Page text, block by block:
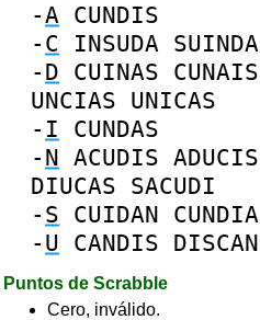
-A CUNDIS
- C INSUDA SUINDA
- D CUINAS CUNAIS
UNCIAS UNICAS
- I
CUNDAS
- N ACUDIS ADUCIS
DIUCAS SACUDI
- S CUIDAN CUNDIA
- U CANDIS DISCAN
Puntos de Scrabble
Cero, inválido.